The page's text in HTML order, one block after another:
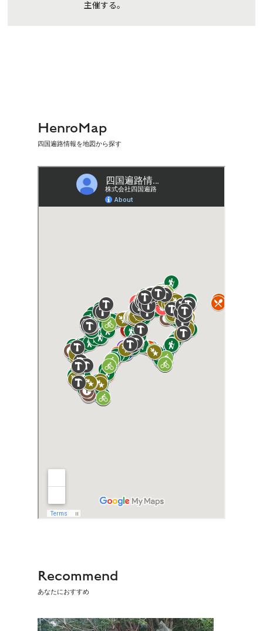
主催する。
HenroMap
四国遍路情報を地図から探す
Recommend
あなたにおすすめ